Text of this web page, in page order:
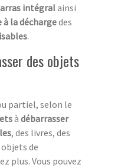
intégralainsi
à la déchargedes
.
des objets
partiel, selon le
à débarrasser
, des livres, des
objets de
plus. Vous pouvez